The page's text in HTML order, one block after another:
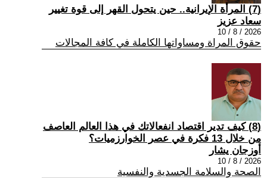
(7) المرأة الإيرانية.. حين يتحول القهر إلى قوة تغيير
سعاد عزيز
2026 / 8 / 10
حقوق المراة ومساواتها الكاملة في كافة المجالات
(8) كيف تدير اقتصاد انفعالاتك في هذا العالم العاصف
من خلال 13 فكرة في عصر الخوارزميات؟
أوزجان يشار
2026 / 8 / 10
الصحة والسلامة الجسدية والنفسية